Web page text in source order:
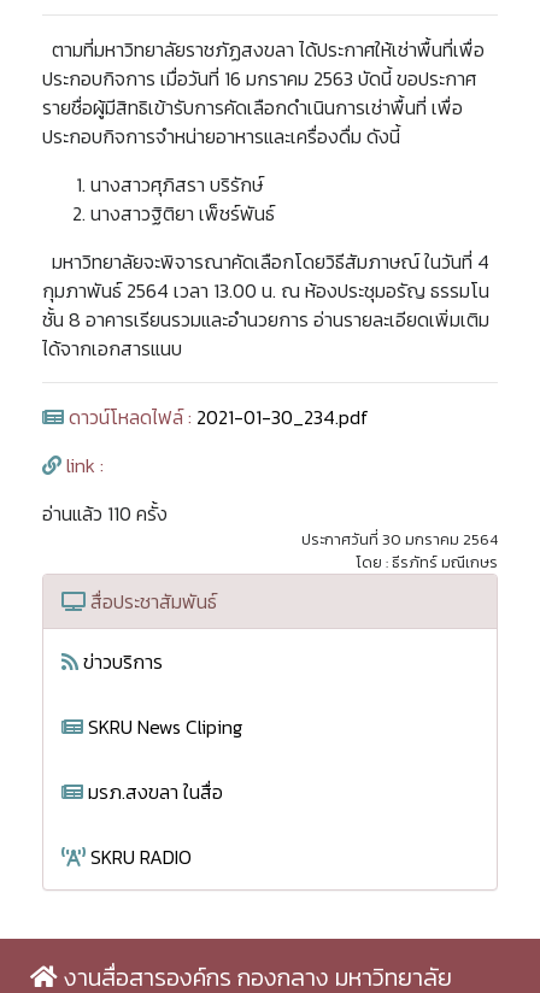
ตามที่มหาวิทยาลัยราชภัฏสงขลา ได้ประกาศให้เช่าพื้นที่เพื่อ
ประกอบกิจการ เมื่อวันที่ 16 มกราคม 2563 บัดนี้ ขอประกาศ
รายชื่อผู้มีสิทธิเข้ารับการคัดเลือกดำเนินการเช่าพื้นที่ เพื่อ
ประกอบกิจการจำหน่ายอาหารและเครื่องดื่ม ดังนี้
นางสาวศุภิสรา บริรักษ์
นางสาวฐิติยา เพ็ชร์พันธ์
มหาวิทยาลัยจะพิจารณาคัดเลือกโดยวิธีสัมภาษณ์ ในวันที่ 4
กุมภาพันธ์ 2564 เวลา 13.00 น. ณ ห้องประชุมอรัญ ธรรมโน
ชั้น 8 อาคารเรียนรวมและอำนวยการ อ่านรายละเอียดเพิ่มเติม
ได้จากเอกสารแนบ
ดาวน์โหลดไฟล์ : 2021-01-30_234.pdf
link :
อ่านแล้ว 110 ครั้ง
ประกาศวันที่ 30 มกราคม 2564
โดย : ธีรภัทร์ มณีเกษร
สื่อประชาสัมพันธ์
ข่าวบริการ
SKRU News Cliping
มรภ.สงขลา ในสื่อ
SKRU RADIO
งานสื่อสารองค์กร กองกลาง มหาวิทยาลัย